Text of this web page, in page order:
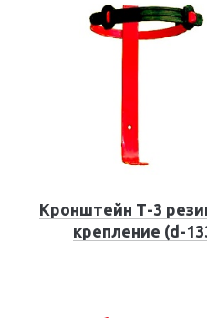
Кронштейн Т-3
крепление (d-